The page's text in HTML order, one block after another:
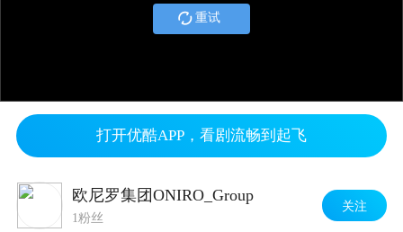
重试
打开优酷APP，看剧流畅到起飞
欧尼罗集团ONIRO_Group
1粉丝
关注